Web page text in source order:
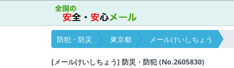
防犯・防災 東京都 メールけいしちょう
[メールけいしちょう] 防災・防犯 (No.2605830)